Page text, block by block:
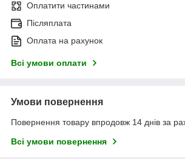
Оплатити частинами
Післяплата
Оплата на рахунок
Всі умови оплати
Умови повернення
Повернення товару впродовж 14 днів за
Всі умови повернення